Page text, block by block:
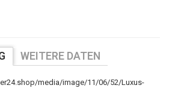
WEITERE DATEN